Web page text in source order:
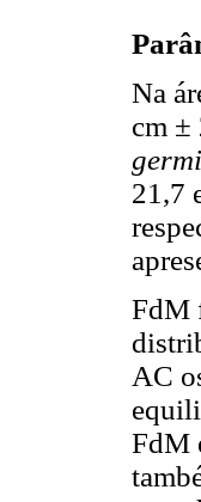
Na
cm ±
21,7
FdM
AC
FdM